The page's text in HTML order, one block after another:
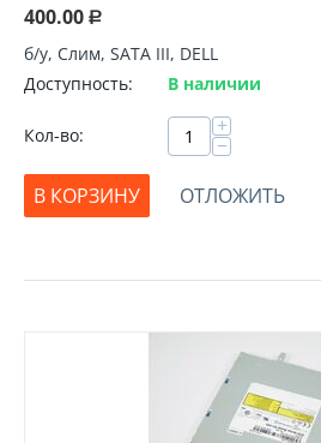
400.00 Р
б/у, Слим, SATA III, DELL
Доступность:
В наличии
Кол-во: +
−
В КОРЗИНУ
ОТЛОЖИТЬ